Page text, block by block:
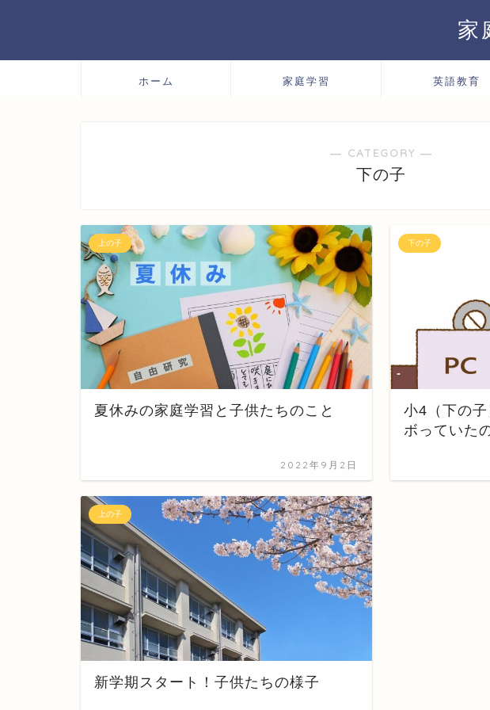
家
ホーム 家庭学習 英語教育
― CATEGORY ―
下の子
上の子
夏休みの家庭学習と子供たちのこと
2022年9月2日
下の子
小4（下の
ボっていた
上の子
新学期スタート！子供たちの様子